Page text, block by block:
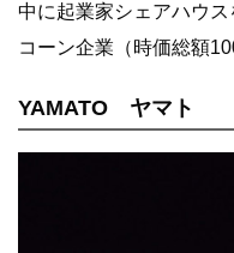
中に起業家シェアハウ
コーン企業（時価総額
YAMATO ヤマ ト